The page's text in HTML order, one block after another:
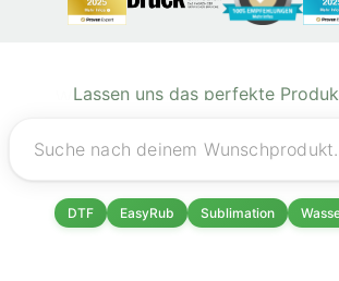
Lassen uns das perfekte
DTF EasyRub Sublimation